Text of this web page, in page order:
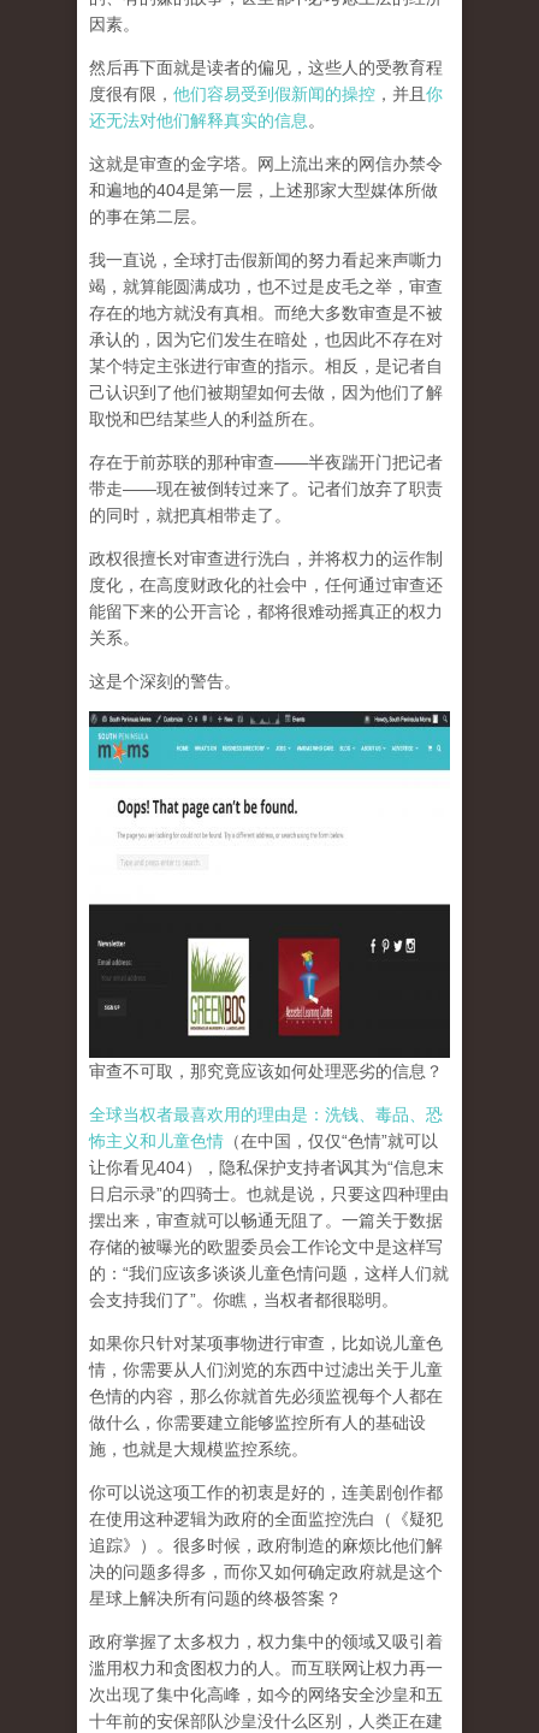
因素。
然后再下面就是读者的偏见，这些人的受教育程
度很有限， 他们容易受到假新闻的操控 ，并且 你
还无法对他们解释真实的信息 。
这就是审查的金字塔。网上流出来的网信办禁令
和遍地的404是第一层，上述那家大型媒体所做
的事在第二层。
我一直说，全球打击假新闻的努力看起来声嘶力
竭，就算能圆满成功，也不过是皮毛之举，审查
存在的地方就没有真相。而绝大多数审查是不被
承认的，因为它们发生在暗处，也因此不存在对
某个特定主张进行审查的指示。相反，是记者自
己认识到了他们被期望如何去做，因为他们了解
取悦和巴结某些人的利益所在。
存在于前苏联的那种审查——半夜踹开门把记者
带走——现在被倒转过来了。记者们放弃了职责
的同时，就把真相带走了。
政权很擅长对审查进行洗白，并将权力的运作制
度化，在高度财政化的社会中，任何通过审查还
能留下来的公开言论，都将很难动摇真正的权力
关系。
这是个深刻的警告。
审查不可取，那究竟应该如何处理恶劣的信息？
全球当权者最喜欢用的理由是：洗钱、毒品、恐
怖主义和儿童色情 （在中国，仅仅“色情”就可以
让你看见404），隐私保护支持者讽其为“信息末
日启示录”的四骑士。也就是说，只要这四种理由
摆出来，审查就可以畅通无阻了。一篇关于数据
存储的被曝光的欧盟委员会工作论文中是这样写
的：“我们应该多谈谈儿童色情问题，这样人们就
会支持我们了”。你瞧，当权者都很聪明。
如果你只针对某项事物进行审查，比如说儿童色
情，你需要从人们浏览的东西中过滤出关于儿童
色情的内容，那么你就首先必须监视每个人都在
做什么，你需要建立能够监控所有人的基础设
施，也就是大规模监控系统。
你可以说这项工作的初衷是好的，连美剧创作都
在使用这种逻辑为政府的全面监控洗白（《疑犯
追踪》）。 很多时候，政府制造的麻烦比他们解
决的问题多得多，而你又如何确定政府就是这个
星球上解决所有问题的终极答案？
政府掌握了太多权力，权力集中的领域又吸引着
滥用权力和贪图权力的人。而互联网让权力再一
次出现了集中化高峰， 如今的网络安全沙皇和五
十年前的安保部队沙皇没什么区别，人类正在建